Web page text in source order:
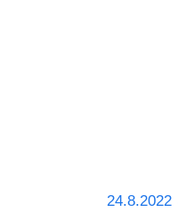
24.8.2022